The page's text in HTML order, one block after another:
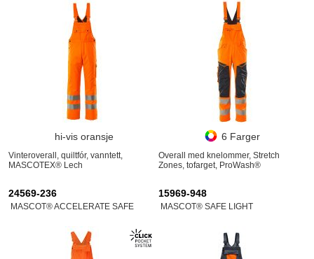
hi-vis oransje
Vinteroverall, quiltfór, vanntett,
MASCOTEX® Lech
6 Farger
Overall med knelommer, Stretch
Zones, tofarget, ProWash®
24569-236
MASCOT® ACCELERATE SAFE
15969-948
MASCOT® SAFE LIGHT